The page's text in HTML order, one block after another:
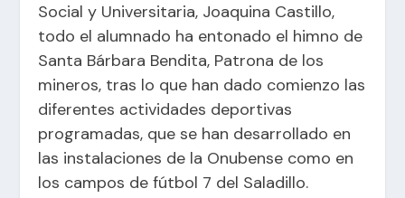
Social y Universitaria, Joaquina Castillo,
todo el alumnado ha entonado el himno de
Santa Bárbara Bendita, Patrona de los
mineros, tras lo que han dado comienzo las
diferentes actividades deportivas
programadas, que se han desarrollado en
las instalaciones de la Onubense como en
los campos de fútbol 7 del Saladillo.